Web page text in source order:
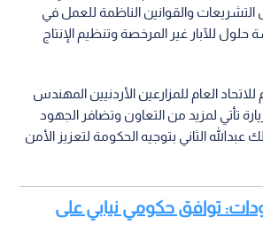
والقوانين الناظمة للعمل في
حلول للآبار غير المرخصة وتنظيم الإنتاج
للاتحاد العام للمزارعين الأردنيين المهندس
تأتي لمزيد من التعاون وتضافر الجهود
عبدالله الثاني بتوجيه الحكومة لتعزيز الأمن
توافق حكومي نيابي على